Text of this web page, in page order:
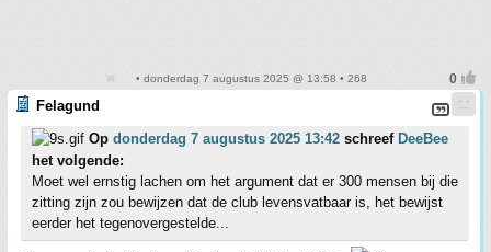
• donderdag 7 augustus 2025 @ 13:58 • 268
Felagund
Op donderdag 7 augustus 2025 13:42 schreef DeeBee
het volgende:
Moet wel ernstig lachen om het argument dat er 300 mensen bij die
zitting zijn zou bewijzen dat de club levensvatbaar is, het bewijst
eerder het tegenovergestelde...